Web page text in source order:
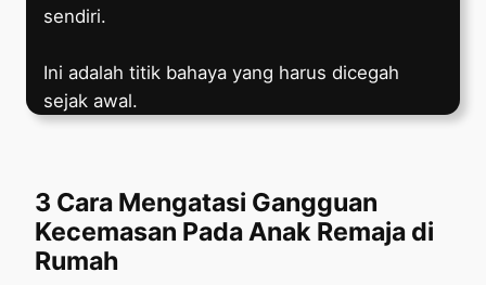
sendiri.
Ini adalah titik bahaya yang harus dicegah
sejak awal.
3 Cara Mengatasi Gangguan
Kecemasan Pada Anak Remaja di
Rumah